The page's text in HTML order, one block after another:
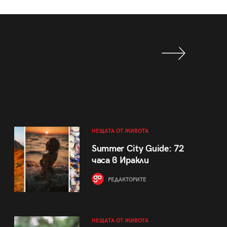
НЕЩАТА ОТ ЖИВОТА
Summer City Guide: 72
часа в Иракли
РЕДАКТОРИТЕ
НЕЩАТА ОТ ЖИВОТА